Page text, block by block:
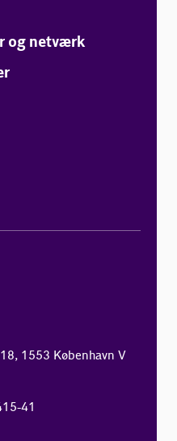
og netværk
1553 København V
41